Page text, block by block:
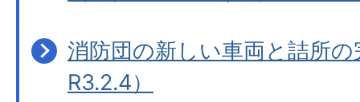
消防団の新しい車両と詰所
R3.2.4）